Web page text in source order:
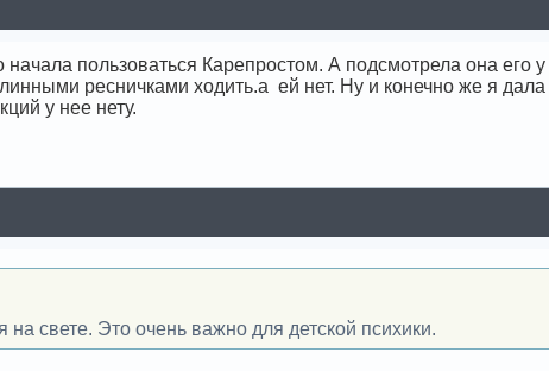
пользоваться Карепростом. А подсмотрела она его
ресничками ходить.а ей нет. Ну и конечно же я дала
у нее нету.
свете. Это очень важно для детской психики.